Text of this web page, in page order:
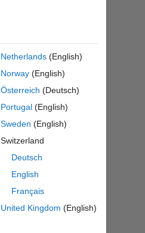
Netherlands (English)
Norway (English)
Österreich (Deutsch)
Portugal (English)
Sweden (English)
Switzerland
Deutsch
English
Français
United Kingdom (English)